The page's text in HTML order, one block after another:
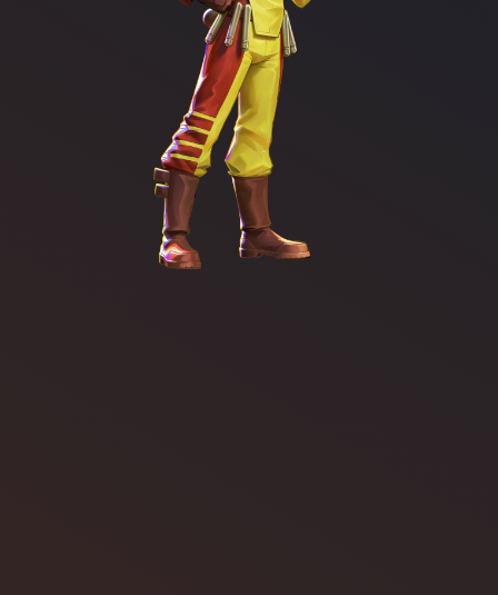
Character illustration of Rex Splode